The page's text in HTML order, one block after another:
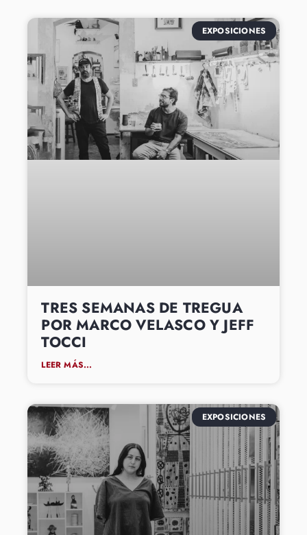
EXPOSICIONES
TRES SEMANAS DE TREGUA
POR MARCO VELASCO Y JEFF
TOCCI
LEER MÁS...
EXPOSICIONES